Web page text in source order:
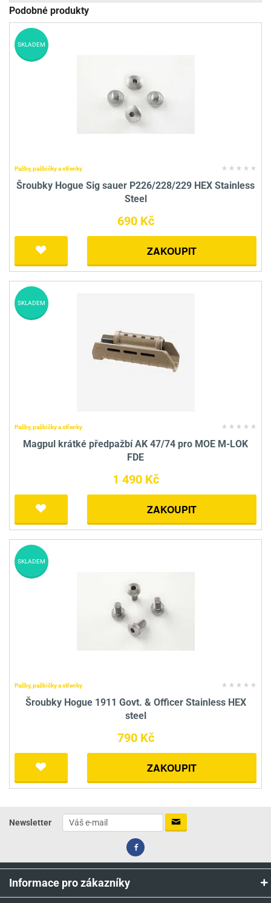
Podobné produkty
Pažby, pažbičky a střenky
Šroubky Hogue Sig sauer P226/228/229 HEX Stainless
Steel
690 Kč
ZAKOUPIT
SKLADEM
Pažby, pažbičky a střenky
Magpul krátké předpažbí AK 47/74 pro MOE M-LOK
FDE
1 490 Kč
ZAKOUPIT
SKLADEM
Pažby, pažbičky a střenky
Šroubky Hogue 1911 Govt. & Officer Stainless HEX
steel
790 Kč
ZAKOUPIT
SKLADEM
Newsletter
Informace pro zákazníky